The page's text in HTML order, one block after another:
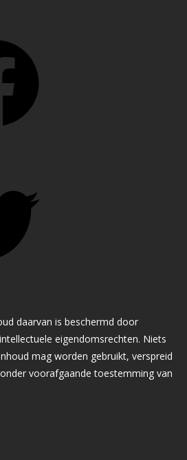
daarvan is beschermd door
eigendomsrechten. Niets
mag worden gebruikt, verspreid
voorafgaande toestemming van